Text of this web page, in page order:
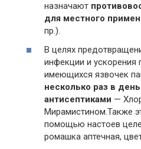
назначают
для местного
пр.).
В целях
инфекции и ускорения
имеющихся язвочек
несколько раз в
антисептиками —
Мирамистином.Также
помощью настоев
ромашка аптечная,